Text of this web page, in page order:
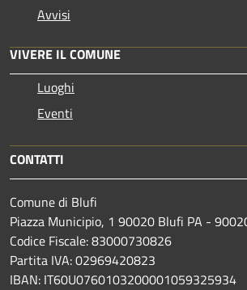
Avvisi
VIVERE IL COMUNE
Luoghi
Eventi
CONTATTI
Comune di Blufi
Piazza Municipio, 1 90020 Blufi PA -
Codice Fiscale: 83000730826
Partita IVA: 02969420823
IBAN: IT60U0760103200001059325934